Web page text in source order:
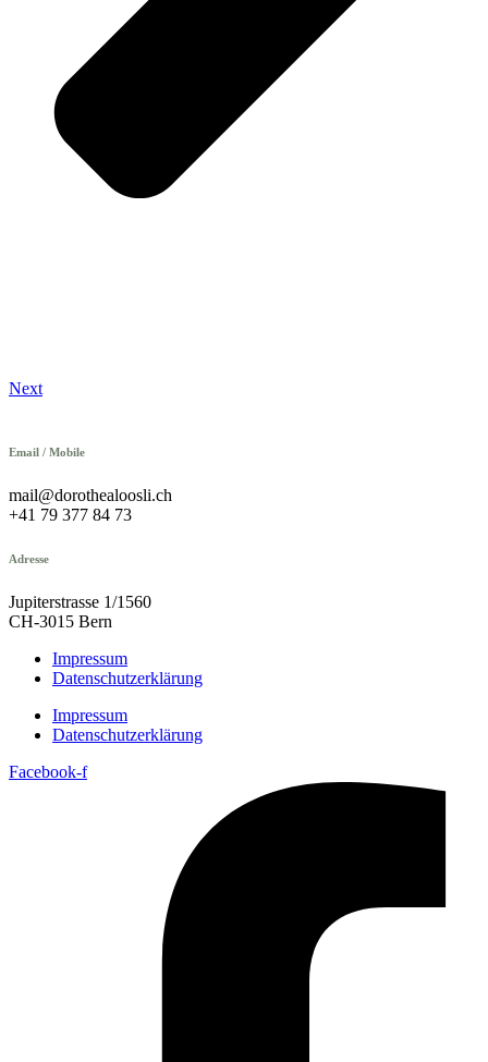
Next
Email / Mobile
mail@dorothealoosli.ch
+41 79 377 84 73
Adresse
Jupiterstrasse 1/1560
CH-3015 Bern
Impressum
Datenschutzerklärung
Impressum
Datenschutzerklärung
Facebook-f